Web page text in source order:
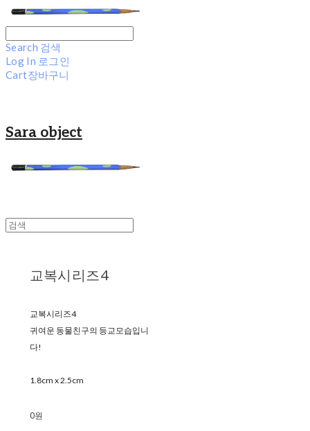
Search 검색
Log In 로그인
Cart장바구니
Sara object
교복시리즈4
교복시리즈4
귀여운 동물친구의 등교모습입니
다!
1.8cm x 2.5cm
0원